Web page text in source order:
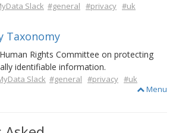
Slack #general #privacy #uk
Taxonomy
Rights Committee on protecting
identifiable information.
Slack #general #privacy #uk
Menu